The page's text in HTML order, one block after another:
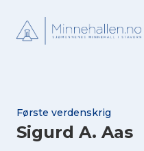
Første verdenskrig
Sigurd A. Aas